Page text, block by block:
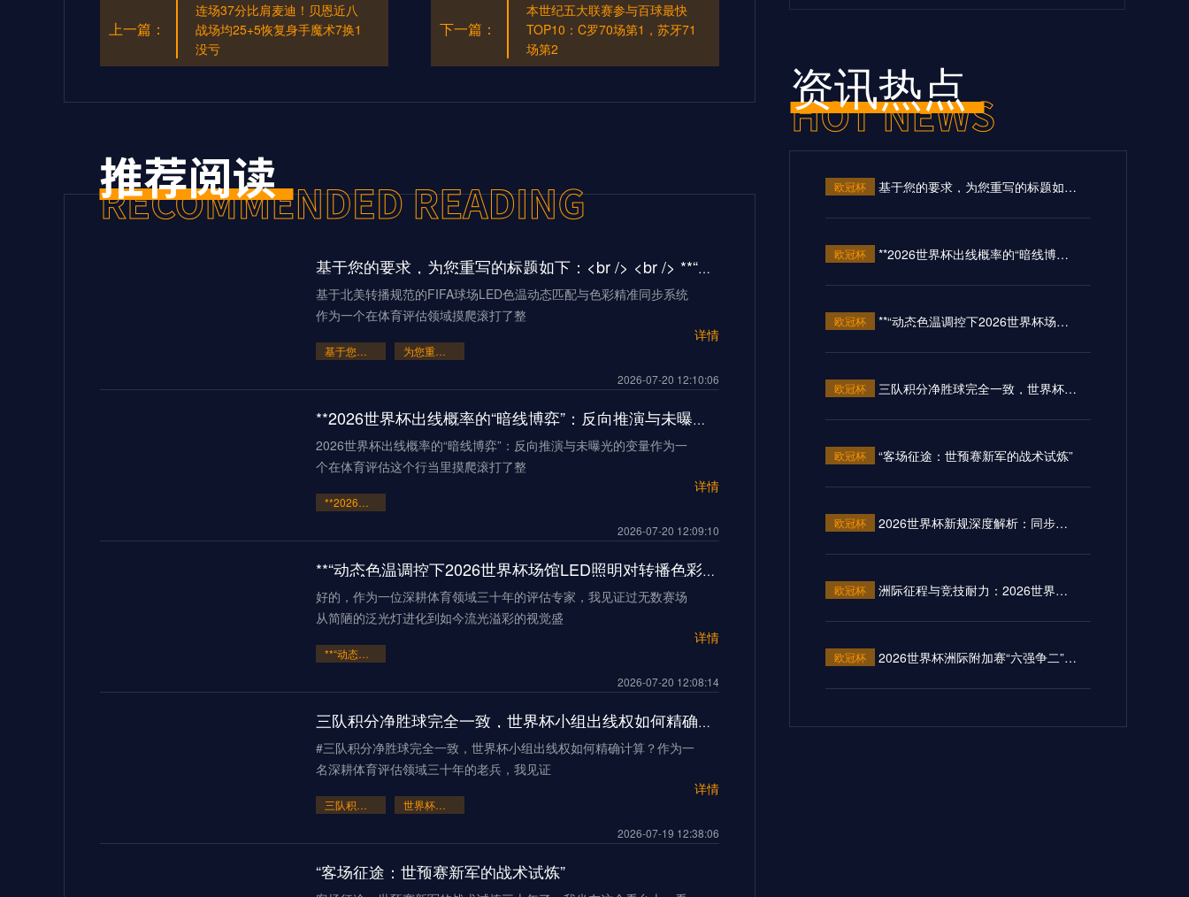
上一篇：
连场37分比肩麦迪！贝恩近八
战场均25+5恢复身手魔术7换1
没亏
下一篇：
本世纪五大联赛参与百球最快
TOP10：C罗70场第1，苏牙71
场第2
基于您的要求，为您重写的标题如下：<br /> <br /> **“基于北美转播规范的FIFA球场LED色温动态匹配与色彩精准同步系统”**
基于北美转播规范的FIFA球场LED色温动态匹配与色彩精准同步系统
作为一个在体育评估领域摸爬滚打了整
详情
基于您的要求
为您重写的标题如下：<br /> <br /> **“基于北美转播规范的FIFA球场LED色温动态匹配与色彩精准同步系统”**
2026-07-20 12:10:06
**2026世界杯出线概率的“暗线博弈”：反向推演与未曝光的变量**
2026世界杯出线概率的“暗线博弈”：反向推演与未曝光的变量作为一
个在体育评估这个行当里摸爬滚打了整
详情
**2026世界杯出线概率的“暗线博弈”：反向推演与未曝光的变量**
2026-07-20 12:09:10
**“动态色温调控下2026世界杯场馆LED照明对转播色彩还原精度的技术影响研究”**
好的，作为一位深耕体育领域三十年的评估专家，我见证过无数赛场
从简陋的泛光灯进化到如今流光溢彩的视觉盛
详情
**“动态色温调控下2026世界杯场馆LED照明对转播色彩还原精度的技术影响研究”**
2026-07-20 12:08:14
三队积分净胜球完全一致，世界杯小组出线权如何精确计算？
#三队积分净胜球完全一致，世界杯小组出线权如何精确计算？作为一
名深耕体育评估领域三十年的老兵，我见证
详情
三队积分净胜球完全一致
世界杯小组出线权如何精确计算？
2026-07-19 12:38:06
“客场征途：世预赛新军的战术试炼”
05月22日 亚女冠杯半决赛 现代制铁
女足vs墨尔本城女足 全场录像回放
05月21日 蒙扎vs恩波利 全场录像回
05月21日 布莱顿vs利物浦 全场录像
回放
05月20日 塞维利亚vs皇家马德里 全
场录像回放
05月20日 尤文图斯vs乌迪内斯 全场
录像
资讯热点
欧冠杯 基于您的要求，为您重写的标题如下：<br /> <br /> **“基于北美转播规范的FIFA球场LED色温动态匹配与色彩精准同步系统”**
欧冠杯 **2026世界杯出线概率的“暗线博弈”：反向推演与未曝光的变量**
欧冠杯 **“动态色温调控下2026世界杯场馆LED照明对转播色彩还原精度的技术影响研究”**
欧冠杯 三队积分净胜球完全一致，世界杯小组出线权如何精确计算？
欧冠杯 “客场征途：世预赛新军的战术试炼”
欧冠杯 2026世界杯新规深度解析：同步开球如何改写小组第三的出局与逆袭剧本
欧冠杯 洲际征程与竞技耐力：2026世界杯预选赛球员体能消耗的战术新解
欧冠杯 2026世界杯洲际附加赛“六强争二”赛会制：主办权暗战中的地缘博弈与战略价值重塑
欧冠杯 “加时燃尽，十二码封神：2026世界杯淘汰赛的终极试炼场”